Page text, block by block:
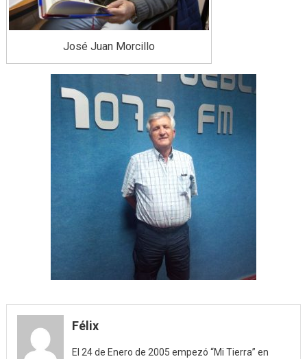
José Juan Morcillo
Félix
El 24 de Enero de 2005 empezó “Mi Tierra” en